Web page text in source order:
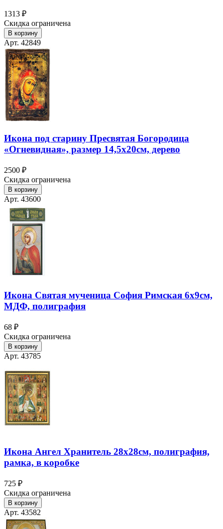
1313 ₽
Скидка ограничена
В корзину
Арт. 42849
Икона под старину Пресвятая Богородица
«Огневидная», размер 14,5х20см, дерево
2500 ₽
Скидка ограничена
В корзину
Арт. 43600
Икона Святая мученица София Римская 6х9см,
МДФ, полиграфия
68 ₽
Скидка ограничена
В корзину
Арт. 43785
Икона Ангел Хранитель 28х28см, полиграфия,
рамка, в коробке
725 ₽
Скидка ограничена
В корзину
Арт. 43582